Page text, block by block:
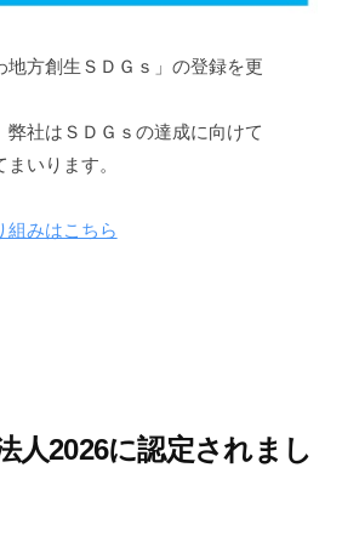
地方創生ＳＤＧｓ」の登録を更
弊社はＳＤＧｓの達成に向けて
いります。
組みはこちら
人2026に認定されまし